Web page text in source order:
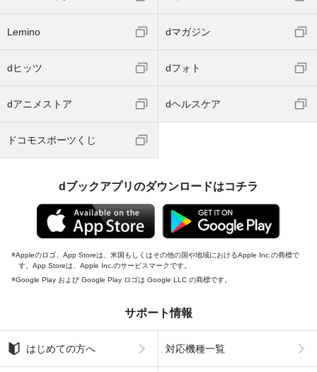
Lemino dマガジン
dヒッツ dフォト
dアニメストア dヘルスケア
ドコモスポーツくじ
dブックアプリのダウンロードはコチラ
Appleのロゴ、App Storeは、米国もしくはその他の国や地域におけるApple Inc.の商標で
す。App Storeは、Apple Inc.のサービスマークです。
Google Play および Google Play ロゴは Google LLC の商標です。
サポート情報
はじめての方へ 対応機種一覧